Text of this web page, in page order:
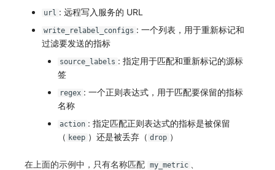
url : 远程写入服务的 URL
write_relabel_configs : 一个列表，用于重新标记和
过滤要发送的指标
source_labels : 指定用于匹配和重新标记的源标
签
regex : 一个正则表达式，用于匹配要保留的指标
名称
action : 指定匹配正则表达式的指标是被保留
（ keep ）还是被丢弃（ drop ）
在上面的示例中，只有名称匹配 my_metric